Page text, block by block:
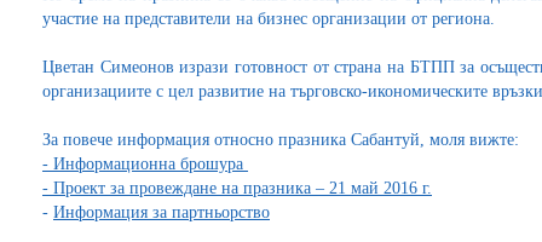
участие на представители на бизнес организации от региона.
Цветан Симеонов изрази готовност от страна на БТПП за
организациите с цел развитие на търговско-икономическите
За повече информация относно празника Сабантуй, моля вижте:
- Информационна брошура
- Проект за провеждане на празника – 21 май 2016 г.
- Информация за партньорство